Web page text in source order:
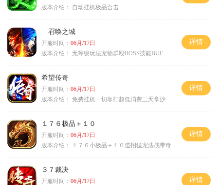
版本介绍：
自动挂机极品合击
召唤之城
开服时间： 06月/17日
版本介绍： 无等级玩法宠物群殴BOSS技能BUFF铭文B
详情
希望传奇
开服时间： 06月/17日
版本介绍： 免费挂机一切靠打超低消费三天拿沙
详情
１７６极品＋１０
开服时间： 06月/17日
版本介绍：
１７６小极品＋１０道招猛宠法战带毒
详情
３７裁决
开服时间： 06月/17日
详情